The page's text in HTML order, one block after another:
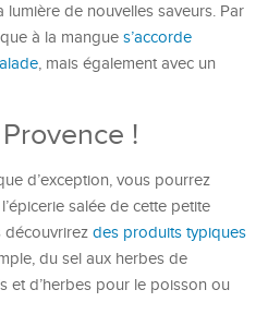
de nouvelles saveurs. Par
à la mangue s’accorde
, mais également avec un
!
d’exception, vous pourrez
salée de cette petite
découvrirez des produits typiques
du sel aux herbes de
et d’herbes pour le poisson ou